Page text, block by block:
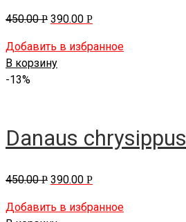
450.00Р 390.00 Р
Добавить в избранное
В корзину
-13%
Danaus chrysippus
450.00Р 390.00 Р
Добавить в избранное